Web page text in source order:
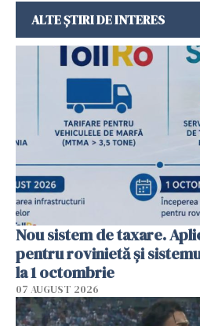
ALTE ȘTIRI DE INTERES
Nou sistem de taxare.
pentru rovinietă şi
la 1 octombrie
07 AUGUST 2026